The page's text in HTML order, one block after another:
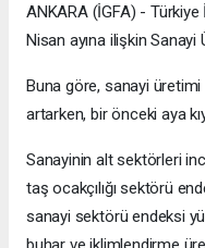
ANKARA (İGFA) - Türkiye
Nisan ayına ilişkin Sanayi
Buna göre, sanayi üretimi
artarken, bir önceki aya
Sanayinin alt sektörleri
taş ocakçılığı sektörü
sanayi sektörü endeksi